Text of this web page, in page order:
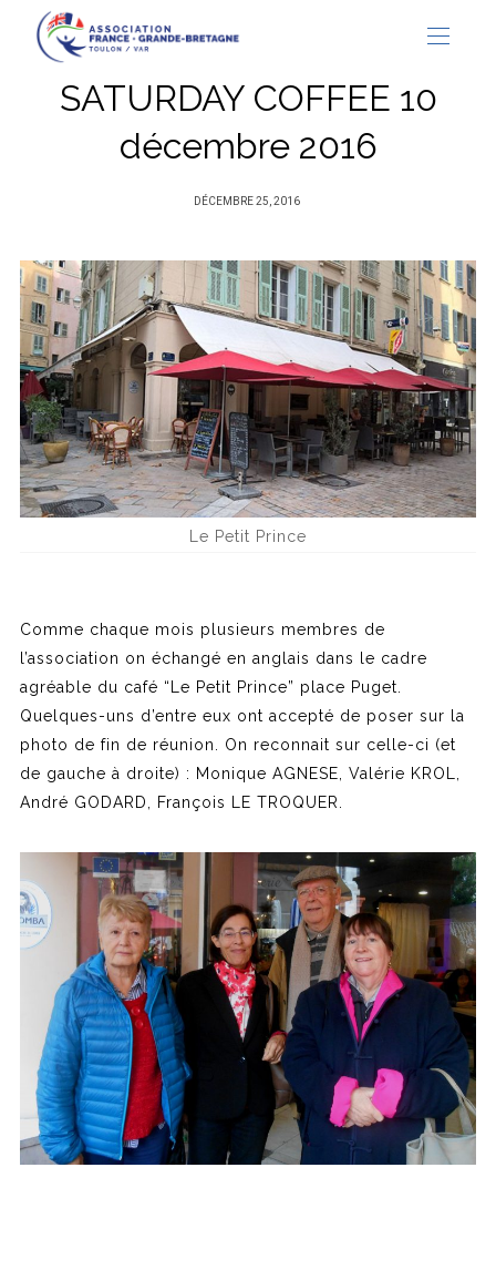
SATURDAY COFFEE 10
décembre 2016
PUBLIÉ
DÉCEMBRE 25, 2016
Le Petit Prince
Comme chaque mois plusieurs membres de
l’association on échangé en anglais dans le cadre
agréable du café “Le Petit Prince” place Puget.
Quelques-uns d’entre eux ont accepté de poser sur la
photo de fin de réunion. On reconnait sur celle-ci (et
de gauche à droite) : Monique AGNESE, Valérie KROL,
André GODARD, François LE TROQUER.